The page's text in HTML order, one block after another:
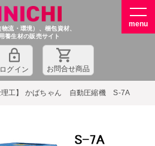
流・環境）、梱包資材、
養生材の販売サイト
ログイン お問合せ商品
理工】 かばちゃん 自動圧縮機 S-7A